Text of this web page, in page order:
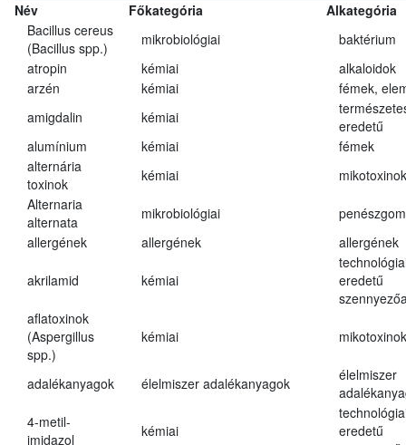
Név Főkategória
Alkategória
Bacillus cereus
(Bacillus spp.)
mikrobiológiai
baktérium
atropin
kémiai
alkaloidok
arzén
kémiai
fémek,
amigdalin
kémiai
eredetű
alumínium
kémiai
fémek
alternária
toxinok
kémiai
mikotoxinok
Alternaria
alternata
mikrobiológiai
allergének
allergének allergének
akrilamid kémiai
eredetű
aflatoxinok
(Aspergillus
spp.)
kémiai mikotoxinok
adalékanyagok élelmiszer adalékanyagok
élelmiszer
4-metil-
imidazol
kémiai
eredetű